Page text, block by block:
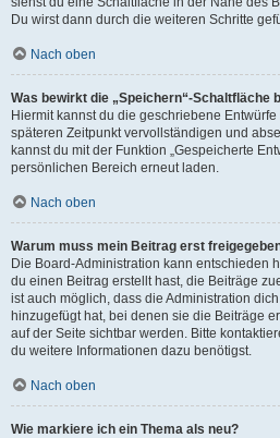
Du wirst dann durch die weiteren Schritte
Nach oben
Was bewirkt die „Speichern“-Schaltfläche
Hiermit kannst du die geschriebene
späteren Zeitpunkt vervollständigen und
kannst du mit der Funktion „Gespeicherte
persönlichen Bereich erneut laden.
Nach oben
Warum muss mein Beitrag erst
Die Board-Administration kann entschieden
du einen Beitrag erstellt hast, die Beiträge
ist auch möglich, dass die Administration
hinzugefügt hat, bei denen sie die Beiträge
auf der Seite sichtbar werden. Bitte
du weitere Informationen dazu benötigst.
Nach oben
Wie markiere ich ein Thema als neu?